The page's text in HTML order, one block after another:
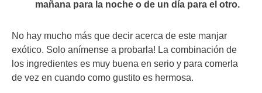
mañana para la noche o de un día para el otro.
No hay mucho más que decir acerca de este manjar
exótico. Solo anímense a probarla! La combinación de
los ingredientes es muy buena en serio y para comerla
de vez en cuando como gustito es hermosa.